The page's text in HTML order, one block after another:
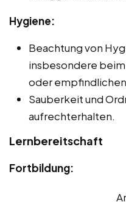
Hygiene:
Beachtung von
insbesondere
oder
Sauberkeit und
aufrechterhalten.
Lernbereitschaft
Fortbildung: